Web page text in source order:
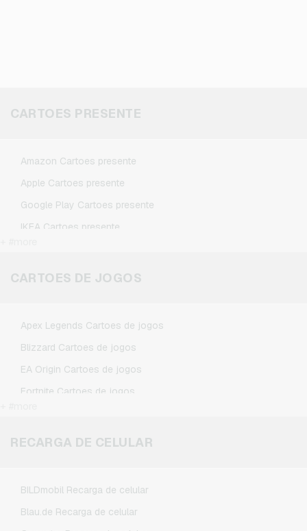
CARTOES PRESENTE
Amazon Cartoes presente
Apple Cartoes presente
Google Play Cartoes presente
IKEA Cartoes presente
Microsoft Cartoes presente
CARTOES DE JOGOS
Apex Legends Cartoes de jogos
Blizzard Cartoes de jogos
EA Origin Cartoes de jogos
Fortnite Cartoes de jogos
Minecraft Cartoes de jogos
RECARGA DE CELULAR
BILDmobil Recarga de celular
Blau.de Recarga de celular